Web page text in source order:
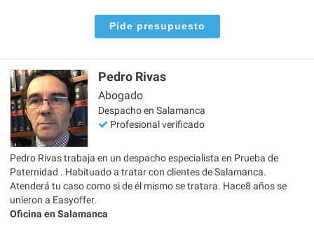
Pide presupuesto
Pedro Rivas
Abogado
Despacho en Salamanca
Profesional verificado
Pedro Rivas trabaja en un despacho especialista en Prueba de
Paternidad . Habituado a tratar con clientes de Salamanca.
Atenderá tu caso como si de él mismo se tratara. Hace8 años se
unieron a Easyoffer.
Oficina en Salamanca